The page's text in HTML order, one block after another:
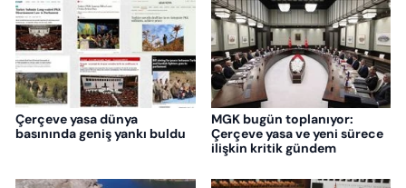
Çerçeve yasa dünya
basınında geniş yankı buldu
MGK bugün toplanıyor:
Çerçeve yasa ve yeni sürece
ilişkin kritik gündem